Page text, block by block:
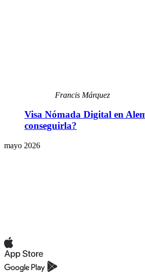
Francis Márquez
Visa Nómada Digital en
conseguirla?
mayo 2026